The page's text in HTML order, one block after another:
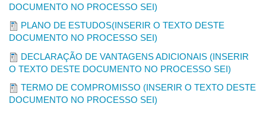
DOCUMENTO NO PROCESSO SEI)
PLANO DE ESTUDOS(INSERIR O TEXTO DESTE
DOCUMENTO NO PROCESSO SEI)
DECLARAÇÃO DE VANTAGENS ADICIONAIS (INSERIR
O TEXTO DESTE DOCUMENTO NO PROCESSO SEI)
TERMO DE COMPROMISSO (INSERIR O TEXTO DESTE
DOCUMENTO NO PROCESSO SEI)